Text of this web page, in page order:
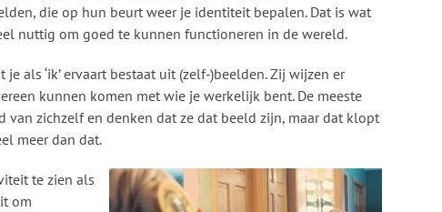
die op hun beurt weer je identiteit bepalen. Dat is wat
nuttig om goed te kunnen functioneren in de wereld.
als ‘ik’ ervaart bestaat uit (zelf-)beelden. Zij wijzen er
kunnen komen met wie je werkelijk bent. De meeste
van zichzelf en denken dat ze dat beeld zijn, maar dat klopt
meer dan dat.
te zien als
om